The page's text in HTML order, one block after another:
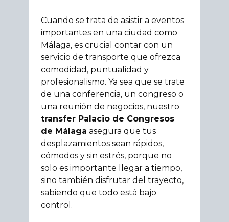
Cuando se trata de asistir a eventos
importantes en una ciudad como
Málaga, es crucial contar con un
servicio de transporte que ofrezca
comodidad, puntualidad y
profesionalismo. Ya sea que se trate
de una conferencia, un congreso o
una reunión de negocios, nuestro
transfer Palacio de Congresos
de Málaga asegura que tus
desplazamientos sean rápidos,
cómodos y sin estrés, porque no
solo es importante llegar a tiempo,
sino también disfrutar del trayecto,
sabiendo que todo está bajo
control.